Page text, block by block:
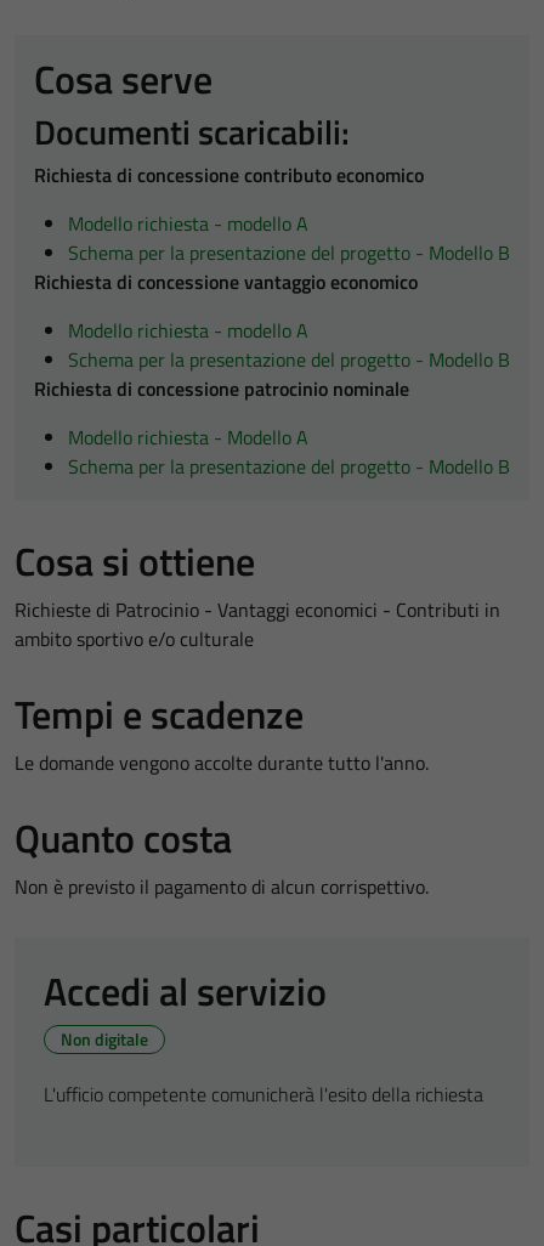
Cosa serve
Documenti scaricabili:
Richiesta di concessione contributo economico
Modello richiesta - modello A
Schema per la presentazione del progetto - Modello B
Richiesta di concessione vantaggio economico
Modello richiesta - modello A
Schema per la presentazione del progetto - Modello B
Richiesta di concessione patrocinio nominale
Modello richiesta - Modello A
Schema per la presentazione del progetto - Modello B
Cosa si ottiene
Richieste di Patrocinio - Vantaggi economici - Contributi in
ambito sportivo e/o culturale
Tempi e scadenze
Le domande vengono accolte durante tutto l'anno.
Quanto costa
Non è previsto il pagamento di alcun corrispettivo.
Accedi al servizio
Non digitale
L'ufficio competente comunicherà l'esito della richiesta
Casi particolari